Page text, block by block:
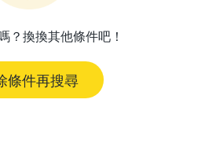
？換換其他條件吧！
條件再搜尋